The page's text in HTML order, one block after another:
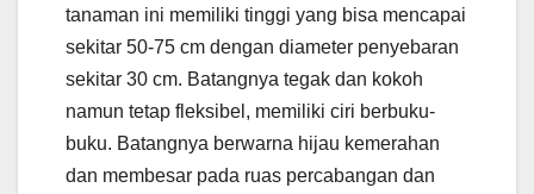
tanaman ini memiliki tinggi yang bisa mencapai
sekitar 50-75 cm dengan diameter penyebaran
sekitar 30 cm. Batangnya tegak dan kokoh
namun tetap fleksibel, memiliki ciri berbuku-
buku. Batangnya berwarna hijau kemerahan
dan membesar pada ruas percabangan dan